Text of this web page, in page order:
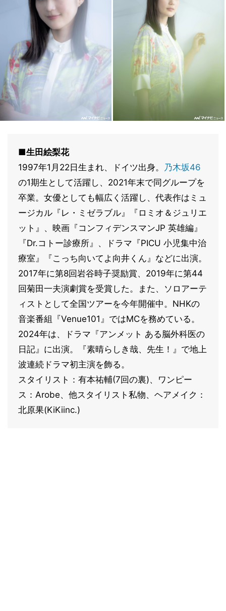
■生田絵梨花
1997年1月22日生まれ、ドイツ出身。 乃木坂46
の1期生として活躍し、2021年末で同グループを
卒業。女優としても幅広く活躍し、代表作はミュ
ージカル『レ・ミゼラブル』『ロミオ＆ジュリエ
ット』、映画『コンフィデンスマンJP 英雄編』
『Dr.コトー診療所』、ドラマ『PICU 小児集中治
療室』『こっち向いてよ向井くん』などに出演。
2017年に第8回岩谷時子奨励賞、2019年に第44
回菊田一夫演劇賞を受賞した。また、ソロアーテ
ィストとして全国ツアーを今年開催中。NHKの
音楽番組『Venue101』ではMCを務めている。
2024年は、ドラマ『アンメット ある脳外科医の
日記』に出演。『素晴らしき哉、先生！』で地上
波連続ドラマ初主演を飾る。
スタイリスト：有本祐輔(7回の裏)、ワンピー
ス：Arobe、他スタイリスト私物、ヘアメイク：
北原果(KiKiinc.)